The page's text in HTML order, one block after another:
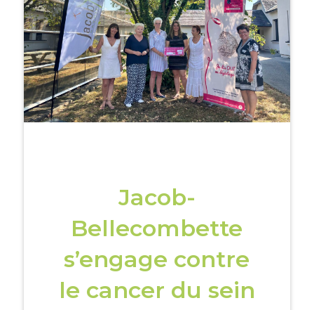
Jacob-
Bellecombette
s’engage contre
le cancer du sein